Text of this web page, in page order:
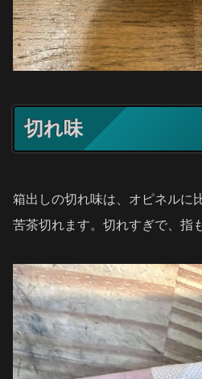
切れ味
箱出しの切れ味は、オピネルに
苦茶切れます。切れすぎで、指